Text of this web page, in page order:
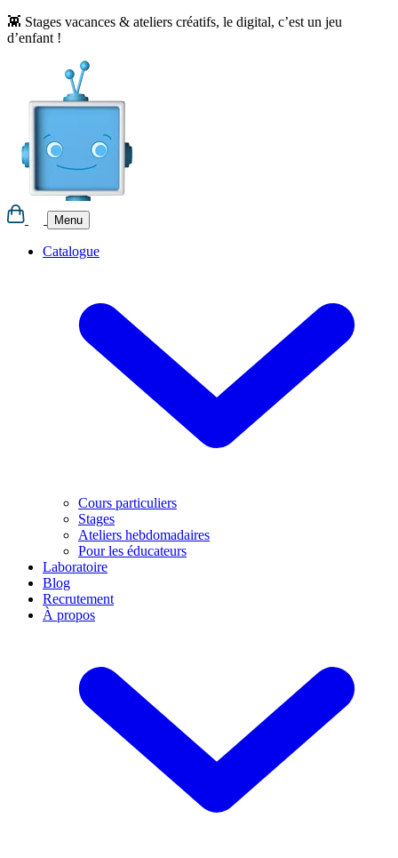
Aller
au
👾 Stages vacances & ateliers créatifs, le digital, c’est un jeu
d’enfant !
Menu
Catalogue
Cours particuliers
Stages
Ateliers hebdomadaires
Pour les éducateurs
Laboratoire
Blog
Recrutement
À propos